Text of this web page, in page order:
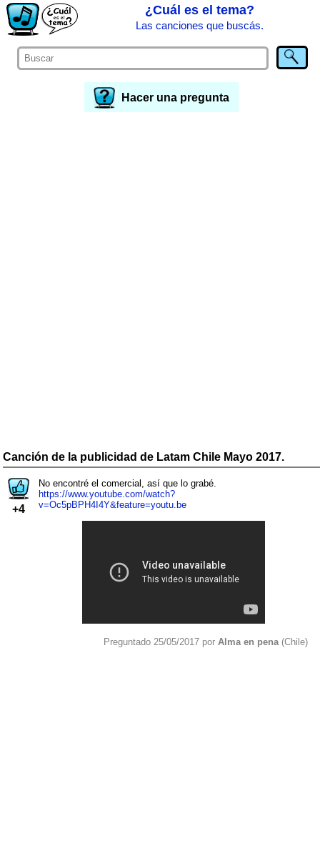
¿Cuál es el tema?
Las canciones que buscás.
Hacer una pregunta
Canción de la publicidad de Latam Chile Mayo 2017.
+4
No encontré el comercial, así que lo grabé.
https://www.youtube.com/watch?
v=Oc5pBPH4I4Y&feature=youtu.be
Preguntado 25/05/2017 por Alma en pena (Chile)